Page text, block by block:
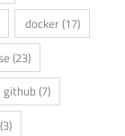
docker (17)
(23)
github (7)
(3)